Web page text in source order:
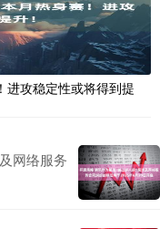
进攻稳定性或将得到提
网络服务